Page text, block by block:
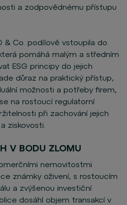
a zodpovědnému přístupu
& Co. podílově vstoupila do
pomáhá malým a středním
ESG principy do jejich
důraz na praktický přístup,
možnosti a potřeby firem,
na rostoucí regulatorní
při zachování jejich
ziskovosti.
V BODU ZLOMU
nemovitostmi
známky oživení, s rostoucím
a zvýšenou investiční
dosáhl objem transakcí v